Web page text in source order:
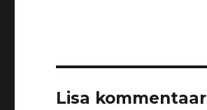
Lisa kommentaar